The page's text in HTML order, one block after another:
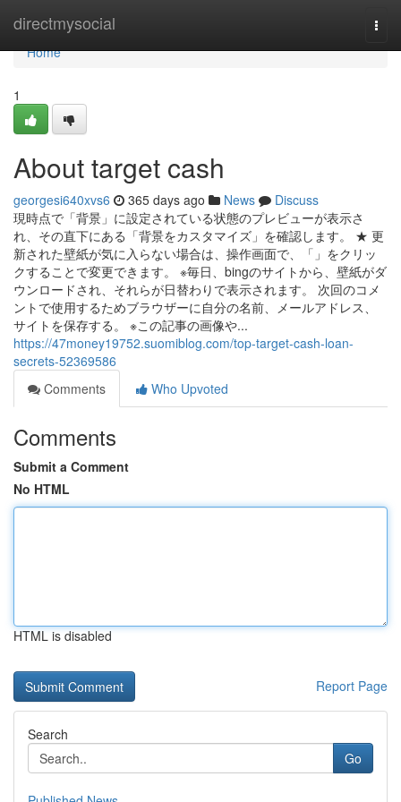
directmysocial
Home
Home
1
About target cash
georgesi640xvs6 365 days ago News
Discuss
現時点で「背景」に設定されている状態のプレビューが表示さ
れ、その直下にある「背景をカスタマイズ」を確認します。 ★ 更
新された壁紙が気に入らない場合は、操作画面で、「」をクリッ
クすることで変更できます。 ※毎日、bingのサイトから、壁紙がダ
ウンロードされ、それらが日替わりで表示されます。 次回のコメ
ントで使用するためブラウザーに自分の名前、メールアドレス、
サイトを保存する。 ※この記事の画像や...
https://47money19752.suomiblog.com/top-target-cash-loan-
secrets-52369586
Comments
Who Upvoted
Comments
Submit a Comment
No HTML
HTML is disabled
Report Page
Search
Go